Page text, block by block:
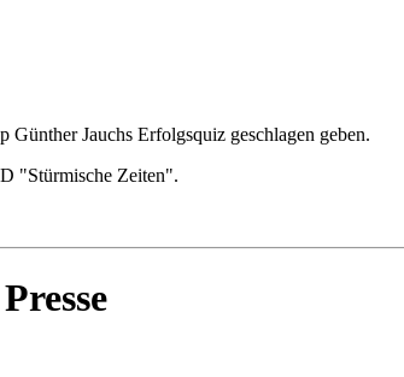
Jauchs Erfolgsquiz geschlagen geben.
"Stürmische Zeiten".